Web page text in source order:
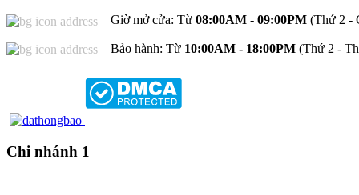
Giờ mở cửa: Từ 08:00AM - 09:00PM (Thứ 2 -
Bảo hành: Từ 10:00AM - 18:00PM (Thứ 2 -
Chi nhánh 1